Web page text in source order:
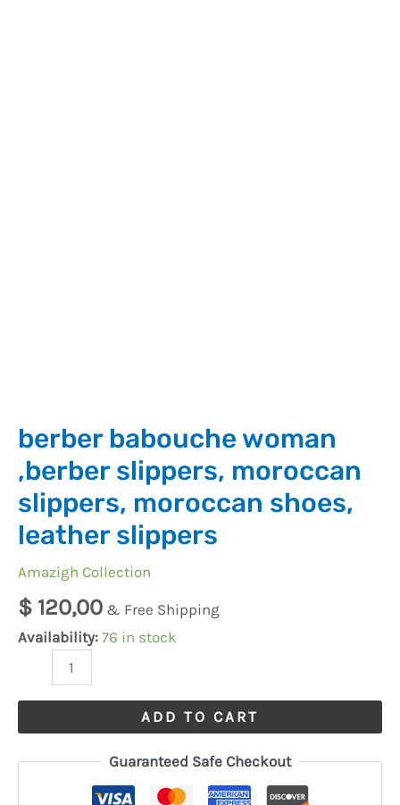
berber babouche woman
,berber slippers, moroccan
slippers, moroccan shoes,
leather slippers
Amazigh Collection
$ 120,00 & Free Shipping
Availability: 76 in stock
ADD TO CART
Guaranteed Safe Checkout